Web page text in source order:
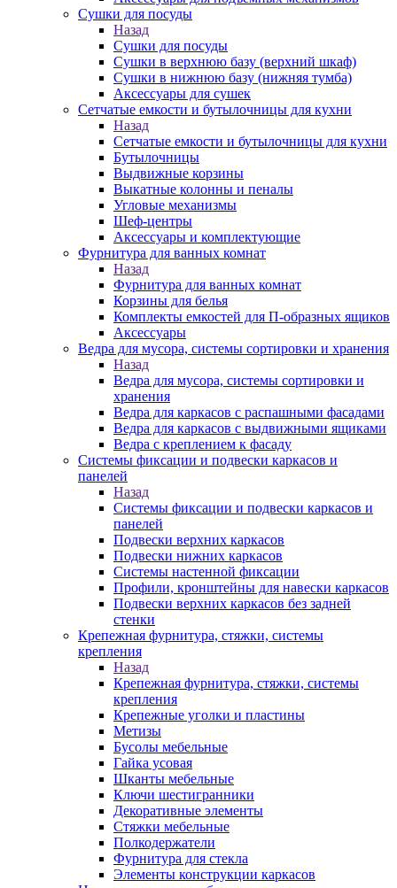
Сушки для посуды
Назад
Сушки для посуды
Сушки в верхнюю базу (верхний шкаф)
Сушки в нижнюю базу (нижняя тумба)
Аксессуары для сушек
Сетчатые емкости и бутылочницы для кухни
Назад
Сетчатые емкости и бутылочницы для кухни
Бутылочницы
Выдвижные корзины
Выкатные колонны и пеналы
Угловые механизмы
Шеф-центры
Аксессуары и комплектующие
Фурнитура для ванных комнат
Назад
Фурнитура для ванных комнат
Корзины для белья
Комплекты емкостей для П-образных ящиков
Аксессуары
Ведра для мусора, системы сортировки и хранения
Назад
Ведра для мусора, системы сортировки и
хранения
Ведра для каркасов с распашными фасадами
Ведра для каркасов с выдвижными ящиками
Ведра с креплением к фасаду
Системы фиксации и подвески каркасов и
панелей
Назад
Системы фиксации и подвески каркасов и
панелей
Подвески верхних каркасов
Подвески нижних каркасов
Системы настенной фиксации
Профили, кронштейны для навески каркасов
Подвески верхних каркасов без задней
стенки
Крепежная фурнитура, стяжки, системы
крепления
Назад
Крепежная фурнитура, стяжки, системы
крепления
Крепежные уголки и пластины
Метизы
Бусолы мебельные
Гайка усовая
Шканты мебельные
Ключи шестигранники
Декоративные элементы
Стяжки мебельные
Полкодержатели
Фурнитура для стекла
Элементы конструкции каркасов